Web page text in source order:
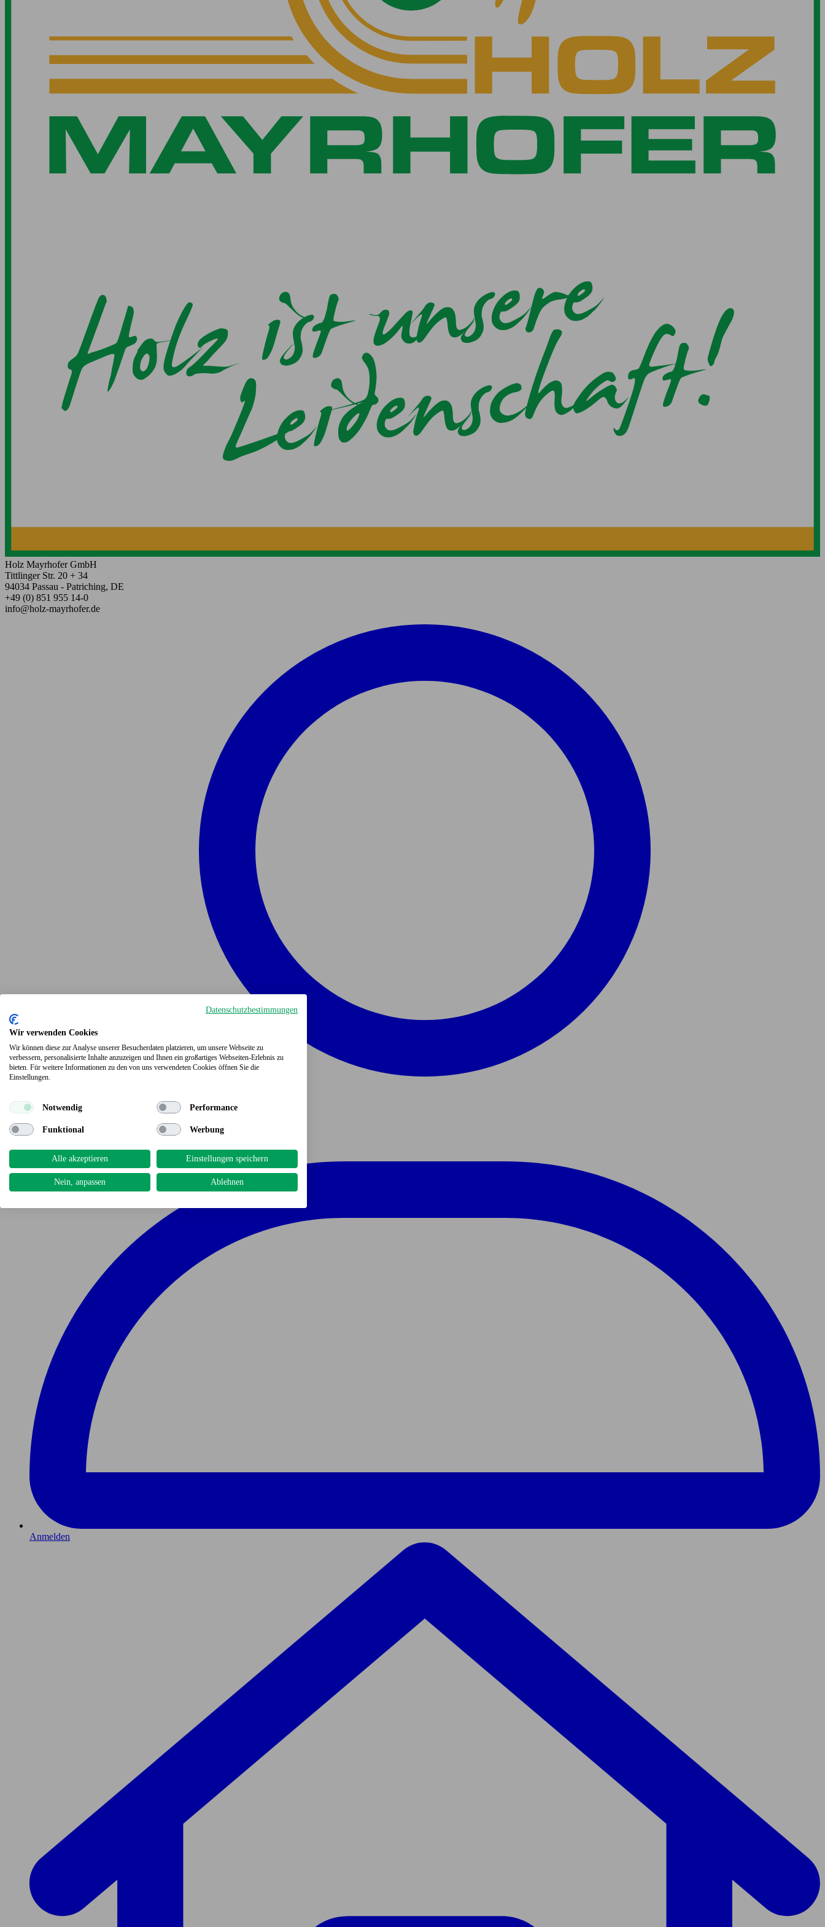
Holz Mayrhofer GmbH
Tittlinger Str. 20 + 34
94034 Passau - Patriching, DE
+49 (0) 851 955 14-0
info@holz-mayrhofer.de
Anmelden
Datenschutzbestimmungen
Wir verwenden Cookies
Wir können diese zur Analyse unserer Besucherdaten platzieren, um unsere Webseite zu
verbessern, personalisierte Inhalte anzuzeigen und Ihnen ein großartiges Webseiten-Erlebnis zu
bieten. Für weitere Informationen zu den von uns verwendeten Cookies öffnen Sie die
Einstellungen.
Notwendig Performance
Funktional Werbung
Alle akzeptieren Einstellungen speichern
Nein, anpassen Ablehnen